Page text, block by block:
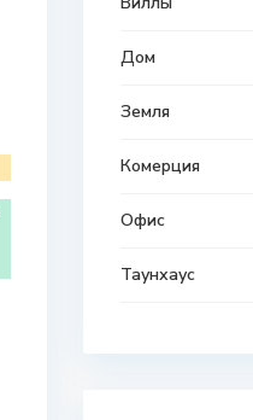
Дом
Земля
Комерция
Офис
Таунхаус